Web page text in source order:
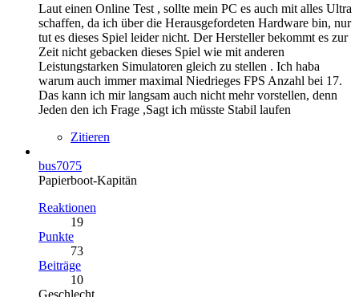
Laut einen Online Test , sollte mein PC es auch mit alles Ultra
schaffen, da ich über die Herausgefordeten Hardware bin, nur
tut es dieses Spiel leider nicht. Der Hersteller bekommt es zur
Zeit nicht gebacken dieses Spiel wie mit anderen
Leistungstarken Simulatoren gleich zu stellen . Ich haba
warum auch immer maximal Niedrieges FPS Anzahl bei 17.
Das kann ich mir langsam auch nicht mehr vorstellen, denn
Jeden den ich Frage ,Sagt ich müsste Stabil laufen
Zitieren
bus7075
Papierboot-Kapitän
Reaktionen
19
Punkte
73
Beiträge
10
Geschlecht